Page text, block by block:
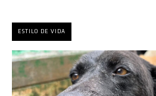
ESTILO DE VIDA